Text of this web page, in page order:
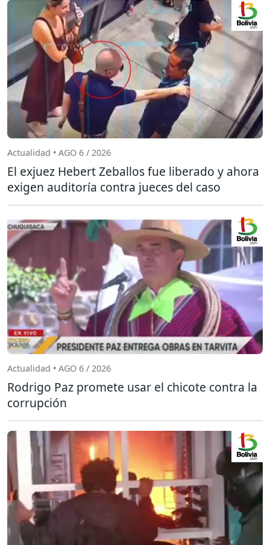
Actualidad • AGO 6 / 2026
El exjuez Hebert Zeballos fue liberado y ahora
exigen auditoría contra jueces del caso
Actualidad • AGO 6 / 2026
Rodrigo Paz promete usar el chicote contra la
corrupción